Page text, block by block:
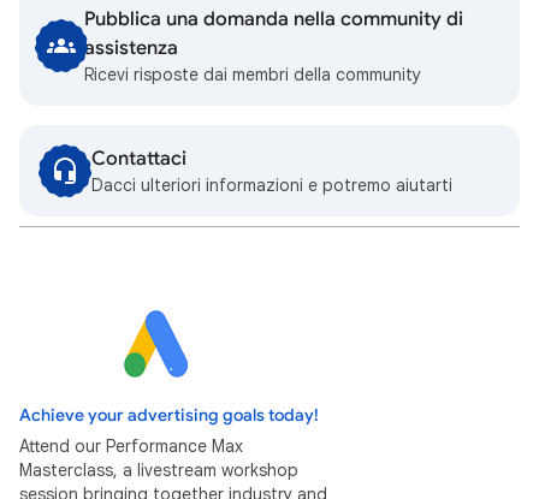
Pubblica una domanda nella community di
assistenza
Ricevi risposte dai membri della community
Contattaci
Dacci ulteriori informazioni e potremo aiutarti
Achieve your advertising goals today!
Attend our Performance Max
Masterclass, a livestream workshop
session bringing together industry and